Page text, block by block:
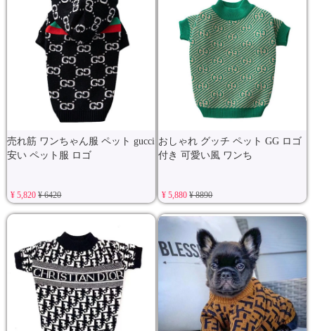
売れ筋 ワンちゃん服 ペット gucci
安い ペット服 ロゴ
¥ 5,820¥ 6420
おしゃれ グッチ ペット GG ロゴ
付き 可愛い風 ワンち
¥ 5,880¥ 8890